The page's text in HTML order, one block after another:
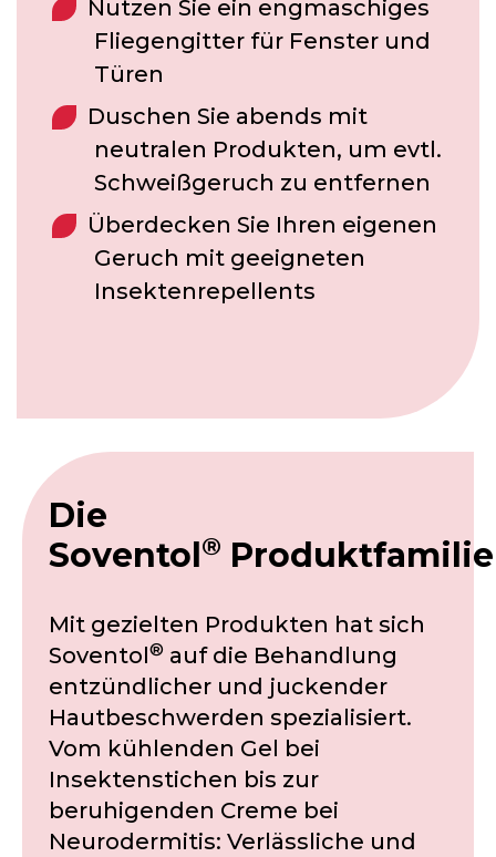
Nutzen Sie ein engmaschiges
Fliegengitter für Fenster und
Türen
Duschen Sie abends mit
neutralen Produkten, um evtl.
Schweißgeruch zu entfernen
Überdecken Sie Ihren eigenen
Geruch mit geeigneten
Insektenrepellents
Die
Soventol® Produktfamilie
Mit gezielten Produkten hat sich
Soventol ® auf die Behandlung
entzündlicher und juckender
Hautbeschwerden spezialisiert.
Vom kühlenden Gel bei
Insektenstichen bis zur
beruhigenden Creme bei
Neurodermitis: Verlässliche und